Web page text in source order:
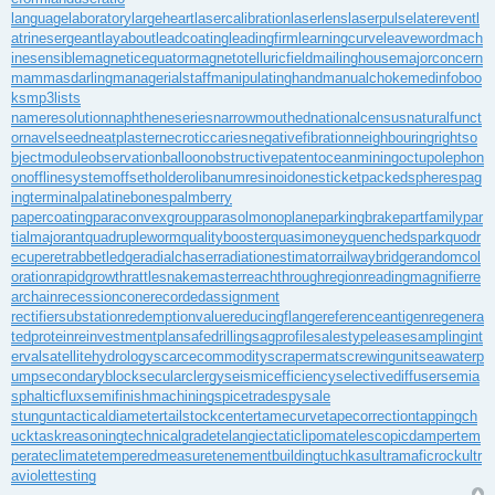
languagelaboratorylargeheartlasercalibrationlaserlenslaserpulselatereventl
atrinesergeantlayaboutleadcoatingleadingfirmlearningcurveleavewordmach
inesensiblemagneticequatormagnetotelluricfieldmailinghousemajorconcern
mammasdarlingmanagerialstaffmanipulatinghandmanualchokemedinfoboo
ksmp3lists
nameresolutionnaphtheneseriesnarrowmouthednationalcensusnaturalfunct
ornavelseedneatplasternecroticcariesnegativefibrationneighbouringrightso
bjectmoduleobservationballoonobstructivepatentoceanminingoctupolephon
onofflinesystemoffsetholderolibanumresinoidonesticketpackedspherespag
ingterminalpalatinebonespalmberry
papercoatingparaconvexgroupparasolmonoplaneparkingbrakepartfamilypar
tialmajorantquadruplewormqualityboosterquasimoneyquenchedsparkquodr
ecuperetrabbetledgeradialchaserradiationestimatorrailwaybridgerandomcol
orationrapidgrowthrattlesnakemasterreachthroughregionreadingmagnifierre
archainrecessionconerecordedassignment
rectifiersubstationredemptionvaluereducingflangereferenceantigenregenera
tedproteinreinvestmentplansafedrillingsagprofilesalestypeleasesamplingint
ervalsatellitehydrologyscarcecommodityscrapermatscrewingunitseawaterp
umpsecondaryblocksecularclergyseismicefficiencyselectivediffusersemia
sphalticfluxsemifinishmachiningspicetradespysale
stunguntacticaldiametertailstockcentertamecurvetapecorrectiontappingch
ucktaskreasoningtechnicalgradetelangiectaticlipomatelescopicdampertem
perateclimatetemperedmeasuretenementbuildingtuchkasultramaficrockultr
aviolettesting